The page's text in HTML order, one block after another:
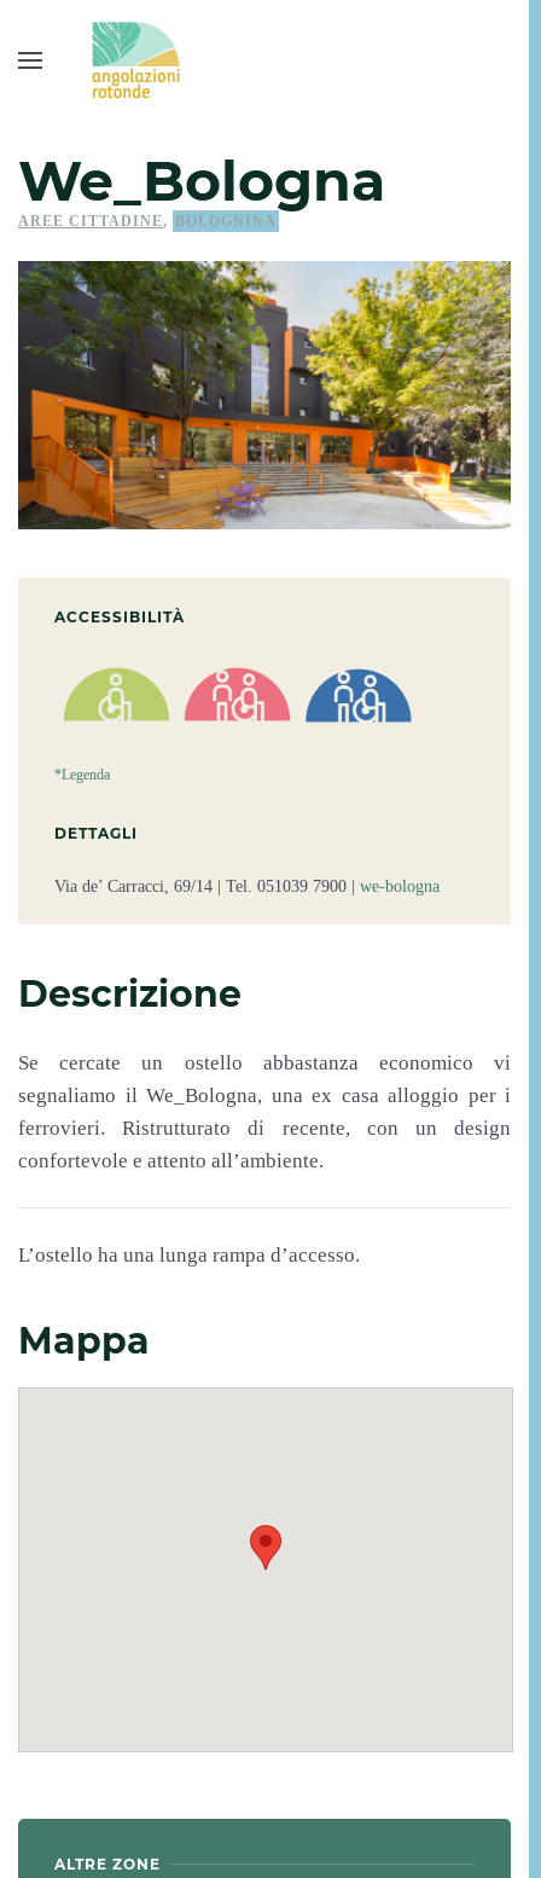
We_Bologna
AREE CITTADINE, BOLOGNINA
ACCESSIBILITÀ
*Legenda
DETTAGLI
Via de’ Carracci, 69/14 | Tel. 051039 7900 | we-bologna
Descrizione
Se cercate un ostello abbastanza economico vi
segnaliamo il We_Bologna, una ex casa alloggio per i
ferrovieri. Ristrutturato di recente, con un design
confortevole e attento all’ambiente.
L’ostello ha una lunga rampa d’accesso.
Mappa
ALTRE ZONE